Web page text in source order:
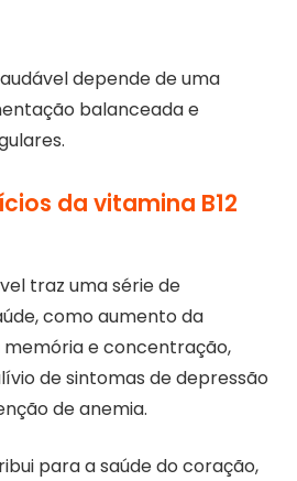
depende de uma
balanceada e
da vitamina B12
traz uma série de
como aumento da
e concentração,
de sintomas de depressão
de anemia.
para a saúde do coração,